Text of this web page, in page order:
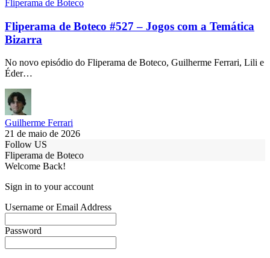
Fliperama de Boteco
Fliperama de Boteco #527 – Jogos com a Temática
Bizarra
No novo episódio do Fliperama de Boteco, Guilherme Ferrari, Lili e
Éder…
Guilherme Ferrari
21 de maio de 2026
Follow US
Fliperama de Boteco
Welcome Back!
Sign in to your account
Username or Email Address
Password